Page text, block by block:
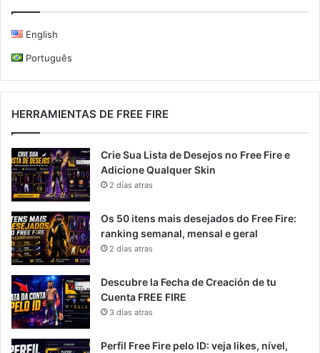
English
Português
HERRAMIENTAS DE FREE FIRE
Crie Sua Lista de Desejos no Free Fire e
Adicione Qualquer Skin
2 días atras
Os 50 itens mais desejados do Free Fire:
ranking semanal, mensal e geral
2 días atras
Descubre la Fecha de Creación de tu
Cuenta FREE FIRE
3 días atras
Perfil Free Fire pelo ID: veja likes, nível,